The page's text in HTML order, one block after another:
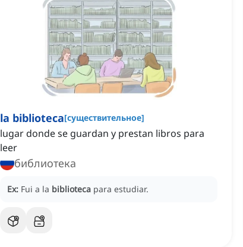
la biblioteca[существительное]
lugar donde se guardan y prestan libros para
leer
библиотека
Ex: Fui a la biblioteca para estudiar.